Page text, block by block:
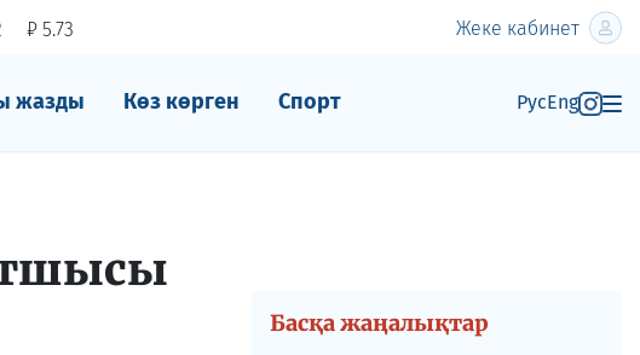
₽ 5.73 Жеке кабинет
жазды Көз көрген Спорт РусEng
Басқа жаңалықтар